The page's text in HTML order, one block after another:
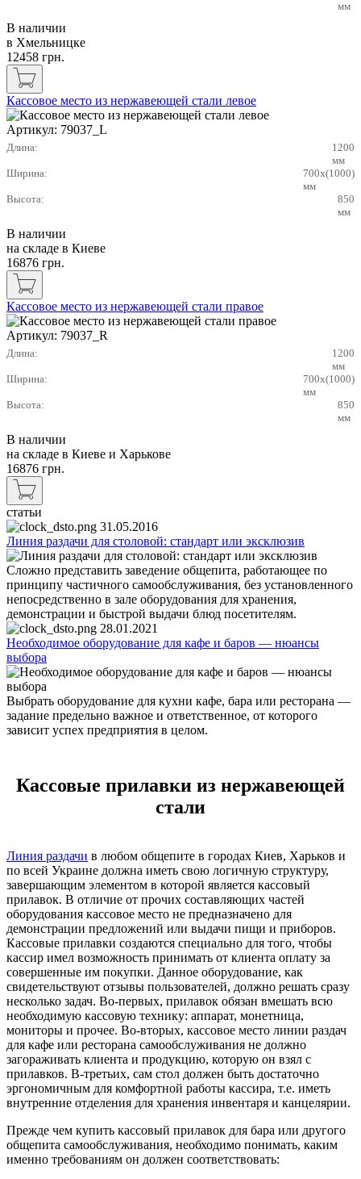
мм
В наличии
в Хмельницке
12458 грн.
Кассовое место из нержавеющей стали левое
Артикул: 79037_L
Длина:
1200
мм
Ширина:
700x(1000)
мм
Высота:
850
мм
В наличии
на складе в Киеве
16876 грн.
Кассовое место из нержавеющей стали правое
Артикул: 79037_R
Длина:
1200
мм
Ширина:
700x(1000)
мм
Высота:
850
мм
В наличии
на складе в Киеве и Харькове
16876 грн.
статьи
31.05.2016
Линия раздачи для столовой: стандарт или эксклюзив
Сложно представить заведение общепита, работающее по
принципу частичного самообслуживания, без установленного
непосредственно в зале оборудования для хранения,
демонстрации и быстрой выдачи блюд посетителям.
28.01.2021
Необходимое оборудование для кафе и баров — нюансы
выбора
Выбрать оборудование для кухни кафе, бара или ресторана —
задание предельно важное и ответственное, от которого
зависит успех предприятия в целом.
Кассовые прилавки из нержавеющей
стали
Линия раздачи в любом общепите в городах Киев, Харьков и
по всей Украине должна иметь свою логичную структуру,
завершающим элементом в которой является кассовый
прилавок. В отличие от прочих составляющих частей
оборудования кассовое место не предназначено для
демонстрации предложений или выдачи пищи и приборов.
Кассовые прилавки создаются специально для того, чтобы
кассир имел возможность принимать от клиента оплату за
совершенные им покупки. Данное оборудование, как
свидетельствуют отзывы пользователей, должно решать сразу
несколько задач. Во-первых, прилавок обязан вмешать всю
необходимую кассовую технику: аппарат, монетница,
мониторы и прочее. Во-вторых, кассовое место линии раздач
для кафе или ресторана самообслуживания не должно
загораживать клиента и продукцию, которую он взял с
прилавков. В-третьих, сам стол должен быть достаточно
эргономичным для комфортной работы кассира, т.е. иметь
внутренние отделения для хранения инвентаря и канцелярии.
Прежде чем купить кассовый прилавок для бара или другого
общепита самообслуживания, необходимо понимать, каким
именно требованиям он должен соответствовать: